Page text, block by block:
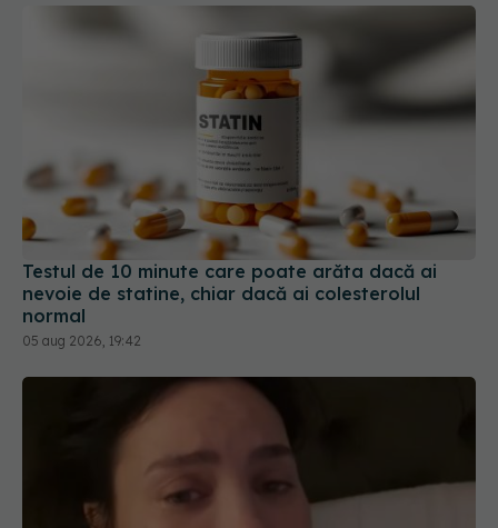
Testul de 10 minute care poate arăta dacă ai
nevoie de statine, chiar dacă ai colesterolul
normal
05 aug 2026, 19:42